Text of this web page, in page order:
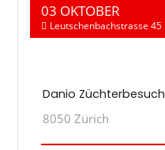
03 OKTOBER
Leutschenbachstrasse 45
Danio Züchterbesuch
8050 Zürich